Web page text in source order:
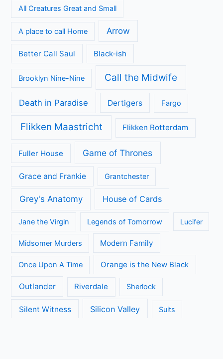
All Creatures Great and Small
A place to call Home Arrow
Better Call Saul Black-ish
Brooklyn Nine-Nine Call the Midwife
Death in Paradise Dertigers Fargo
Flikken Maastricht Flikken Rotterdam
Fuller House Game of Thrones
Grace and Frankie Grantchester
Grey's Anatomy House of Cards
Jane the Virgin Legends of Tomorrow Lucifer
Midsomer Murders Modern Family
Once Upon A Time Orange is the New Black
Outlander Riverdale Sherlock
Silent Witness Silicon Valley Suits